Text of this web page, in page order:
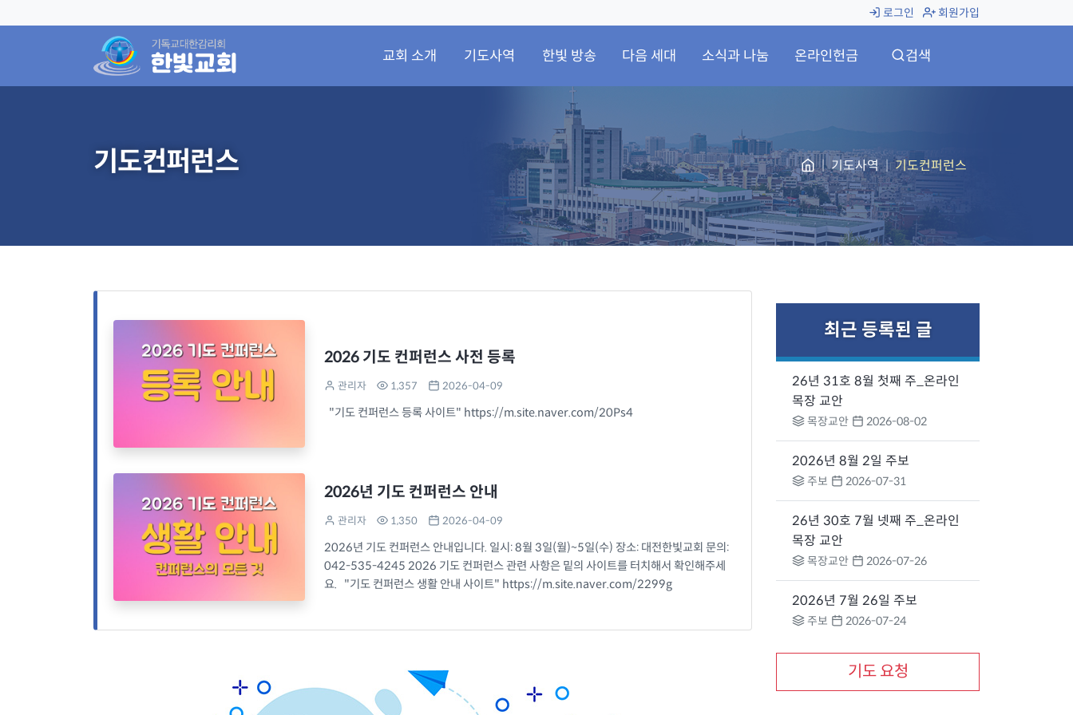
로그인 회원가입
교회 소개 기도사역 한빛 방송 다음 세대 소식과 나눔 온라인헌금 검색
기도컨퍼런스 기도사역 기도컨퍼런스
2026 기도 컨퍼런스 사전 등록
관리자 1,357 2026-04-09
"기도 컨퍼런스 등록 사이트" https://m.site.naver.com/20Ps4
2026년 기도 컨퍼런스 안내
관리자 1,350 2026-04-09
2026년 기도 컨퍼런스 안내입니다. 일시: 8월 3일(월)~5일(수) 장소: 대전한빛교회 문의:
042-535-4245 2026 기도 컨퍼런스 관련 사항은 밑의 사이트를 터치해서 확인해주세
요. "기도 컨퍼런스 생활 안내 사이트" https://m.site.naver.com/2299g
최근 등록된 글
26년 31호 8월 첫째 주_온라인
목장 교안
목장교안 2026-08-02
2026년 8월 2일 주보
주보 2026-07-31
26년 30호 7월 넷째 주_온라인
목장 교안
목장교안 2026-07-26
2026년 7월 26일 주보
주보 2026-07-24
기도 요청